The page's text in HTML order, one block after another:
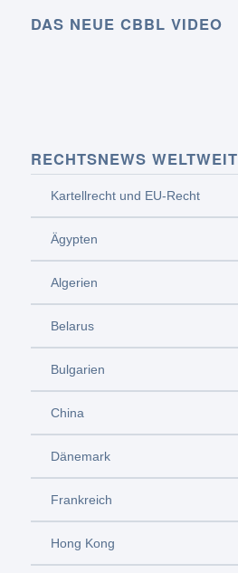
DAS NEUE CBBL VIDEO
RECHTSNEWS WELTWEIT
Kartellrecht und EU-Recht
Ägypten
Algerien
Belarus
Bulgarien
China
Dänemark
Frankreich
Hong Kong